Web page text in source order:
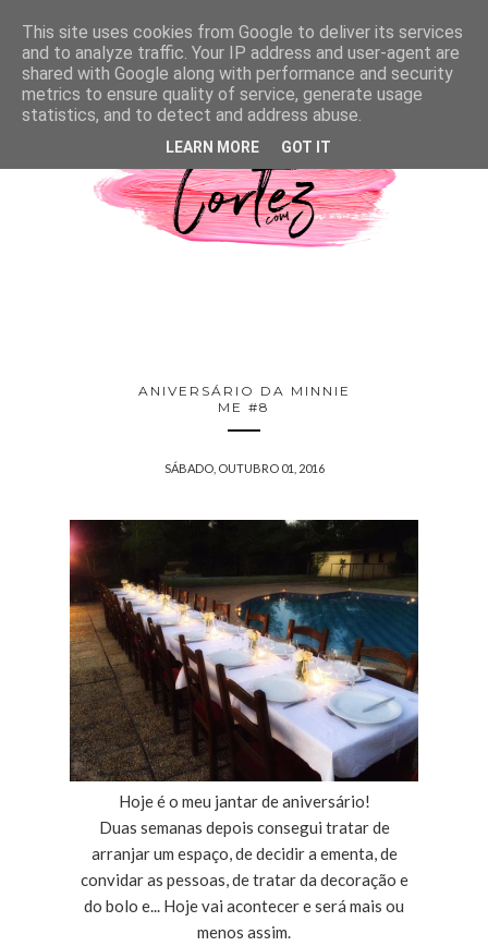
ANIVERSÁRIO DA MINNIE
ME #8
SÁBADO, OUTUBRO 01, 2016
Hoje é o meu jantar de aniversário!
Duas semanas depois consegui tratar de
arranjar um espaço, de decidir a ementa, de
convidar as pessoas, de tratar da decoração e
do bolo e... Hoje vai acontecer e será mais ou
menos assim.
This site uses cookies from Google to deliver its services
and to analyze traffic. Your IP address and user-agent are
shared with Google along with performance and security
metrics to ensure quality of service, generate usage
statistics, and to detect and address abuse.
LEARN MORE GOT IT